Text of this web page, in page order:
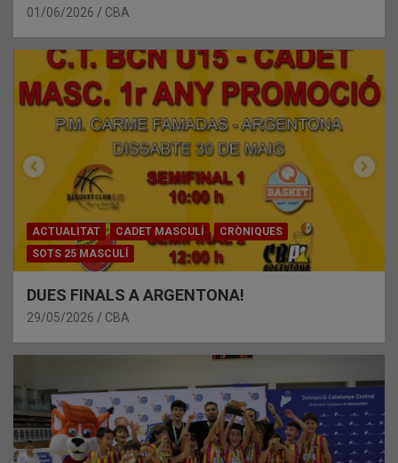
01/06/2026 CBA
ACTUALITAT CADET MASCULÍ
CRÒNIQUES
SOTS 25 MASCULÍ
DUES FINALS A ARGENTONA!
29/05/2026 CBA